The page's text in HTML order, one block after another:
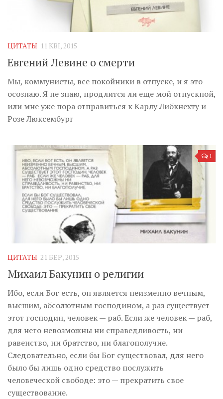
ЦИТАТЫ 11 КВІ, 2015
Евгений Левине о смерти
Мы, коммунисты, все покойники в отпуске, и я это
осознаю. Я не знаю, продлится ли еще мой отпускной,
или мне уже пора отправиться к Карлу Либкнехту и
Розе Люксембург
1
ЦИТАТЫ 21 БЕР, 2015
Михаил Бакунин о религии
Ибо, если Бог есть, он является неизменно вечным,
высшим, абсолютным господином, а раз существует
этот господин, человек — раб. Если же человек — раб,
для него невозможны ни справедливость, ни
равенство, ни братство, ни благополучие.
Следовательно, если бы Бог существовал, для него
было бы лишь одно средство послужить
человеческой свободе: это — прекратить свое
существование.